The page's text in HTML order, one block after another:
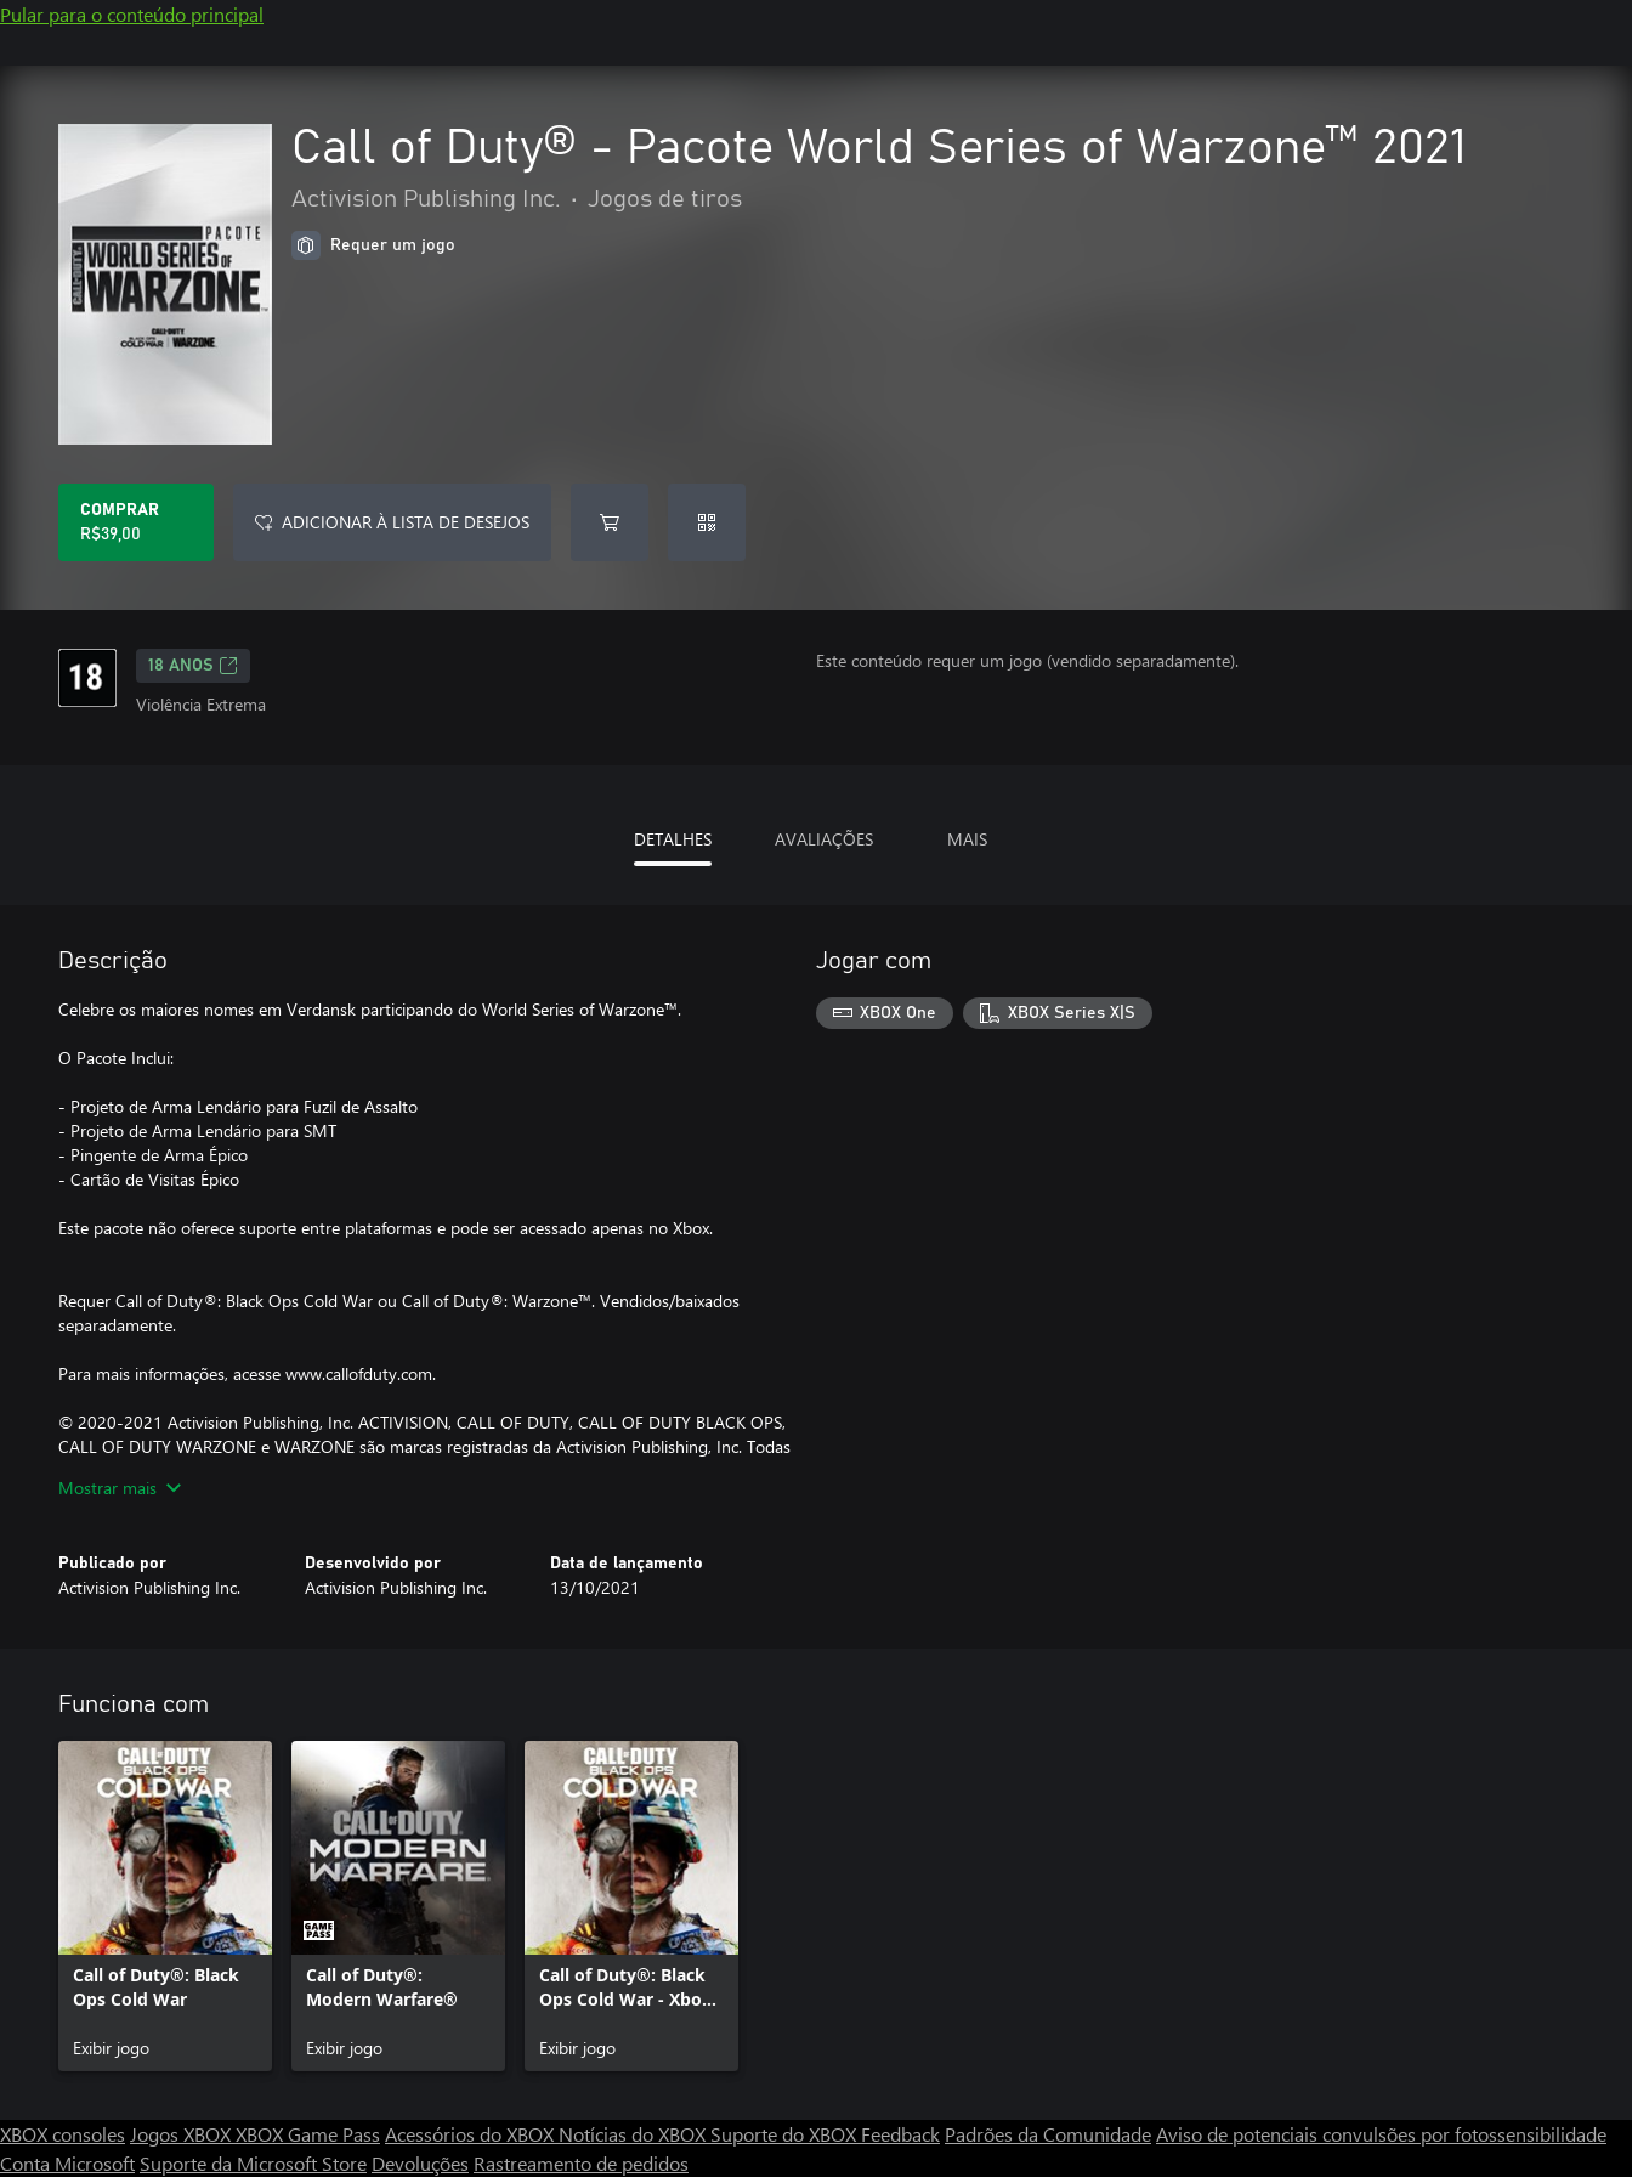
Pular para o conteúdo principal
Call of Duty® - Pacote World Series of Warzone™ 2021
Activision Publishing Inc. • Jogos de tiros
Requer um jogo
COMPRAR
R$39,00
ADICIONAR À LISTA DE DESEJOS
18 ANOS
Violência Extrema
Este conteúdo requer um jogo (vendido separadamente).
DETALHES AVALIAÇÕES MAIS
Descrição
Celebre os maiores nomes em Verdansk participando do World Series of Warzone™.
O Pacote Inclui:
- Projeto de Arma Lendário para Fuzil de Assalto
- Projeto de Arma Lendário para SMT
- Pingente de Arma Épico
- Cartão de Visitas Épico
Este pacote não oferece suporte entre plataformas e pode ser acessado apenas no Xbox.
Requer Call of Duty®: Black Ops Cold War ou Call of Duty®: Warzone™. Vendidos/baixados
separadamente.
Para mais informações, acesse www.callofduty.com.
© 2020-2021 Activision Publishing, Inc. ACTIVISION, CALL OF DUTY, CALL OF DUTY BLACK OPS,
CALL OF DUTY WARZONE e WARZONE são marcas registradas da Activision Publishing, Inc. Todas
Mostrar mais
Publicado por
Activision Publishing Inc.
Desenvolvido por
Activision Publishing Inc.
Data de lançamento
13/10/2021
Jogar com
XBOX One XBOX Series X|S
Funciona com
Call of Duty®: Black
Ops Cold War
Exibir jogo
Call of Duty®:
Modern Warfare®
Exibir jogo
Call of Duty®: Black
Ops Cold War - Xbox
Exibir jogo
XBOX consoles Jogos XBOXXBOX Game Pass Acessórios do XBOX Notícias do XBOX Suporte do XBOX Feedback Padrões da ComunidadeAviso de potenciais convulsões por fotossensibilidade
Conta Microsoft Suporte da Microsoft Store Devoluções Rastreamento de pedidos